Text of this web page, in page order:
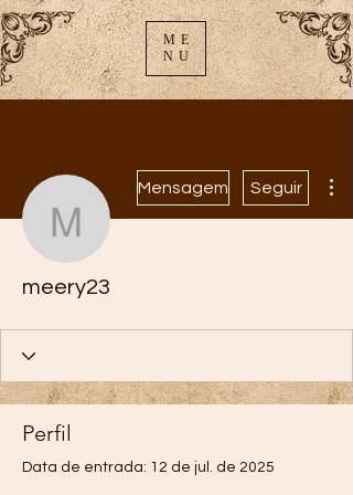
ME
NU
meery23
Mensagem Seguir
meery23
Perfil
Data de entrada: 12 de jul. de 2025